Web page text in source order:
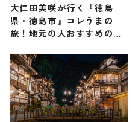
大仁田美咲が行く『徳島
県・徳島市』コレうまの
旅！地元の人おすすめのご
7月19日放送